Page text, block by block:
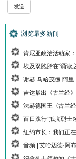
浏览最多新闻
肯尼亚政治活动家
埃及双胞胎在“诵读
谢赫·马哈茂德·阿
吉达展出《古兰经
法赫德国王《古兰
百日践行“抵抗烈士
纽约市长：我们正
音频 | 艾哈迈德·阿